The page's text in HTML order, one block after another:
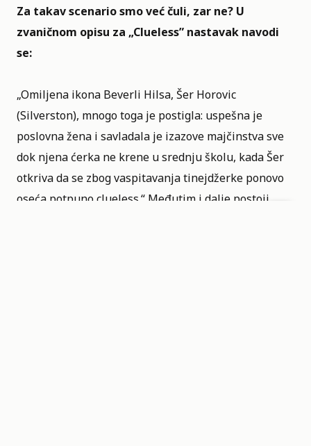
Za takav scenario smo već čuli, zar ne? U
zvaničnom opisu za „Clueless” nastavak navodi
se:
„Omiljena ikona Beverli Hilsa, Šer Horovic
(Silverston), mnogo toga je postigla: uspešna je
poslovna žena i savladala je izazove majčinstva sve
dok njena ćerka ne krene u srednju školu, kada Šer
otkriva da se zbog vaspitavanja tinejdžerke ponovo
oseća potpuno clueless.“ Međutim i dalje postoji